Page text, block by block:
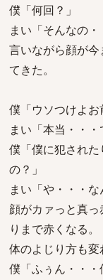
僕「何回？」
まい「そんなの・
言いながら顔が
てきた。
僕「ウソつけよお
まい「本当・・・
僕「僕に犯され
の？」
まい「や・・・
顔がカァっと真
りまで赤くなる。
体のよじり方も変
僕「ふぅん・・